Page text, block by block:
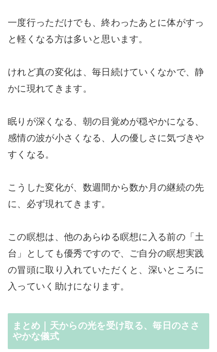
一度行っただけでも、終わったあとに体がすっ
と軽くなる方は多いと思います。
けれど真の変化は、毎日続けていくなかで、静
かに現れてきます。
眠りが深くなる、朝の目覚めが穏やかになる、
感情の波が小さくなる、人の優しさに気づきや
すくなる。
こうした変化が、数週間から数か月の継続の先
に、必ず現れてきます。
この瞑想は、他のあらゆる瞑想に入る前の「土
台」としても優秀ですので、ご自分の瞑想実践
の冒頭に取り入れていただくと、深いところに
入っていく助けになります。
まとめ｜天からの光を受け取る、毎日のささ
やかな儀式